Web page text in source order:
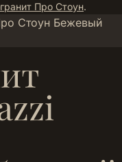
Про Стоун.